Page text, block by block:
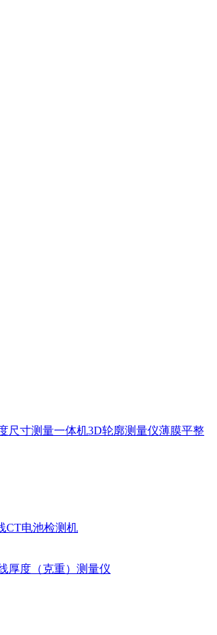
尺寸测量一体机3D轮廓测量仪薄膜平整
CT电池检测机
厚度（克重）测量仪